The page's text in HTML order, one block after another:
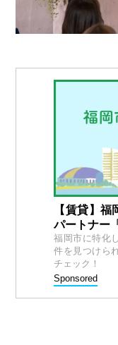
【賃貸】
パートナー
福岡市に特化
件を見つけら
チェック！
Sponsored